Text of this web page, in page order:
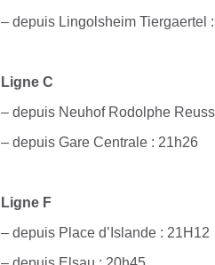
– depuis Lingolsheim Tiergaertel
Ligne C
– depuis Neuhof Rodolphe
– depuis Gare Centrale : 21h26
Ligne F
– depuis Place d’Islande : 21H12